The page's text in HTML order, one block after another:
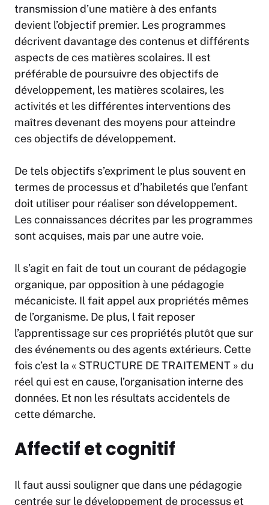
transmission d’une matière à des enfants
devient l’objectif premier. Les programmes
décrivent davantage des contenus et différents
aspects de ces matières scolaires. Il est
préférable de poursuivre des objectifs de
développement, les matières scolaires, les
activités et les différentes interventions des
maîtres devenant des moyens pour atteindre
ces objectifs de développement.
De tels objectifs s’expriment le plus souvent en
termes de processus et d’habiletés que l’enfant
doit utiliser pour réaliser son développement.
Les connaissances décrites par les programmes
sont acquises, mais par une autre voie.
Il s’agit en fait de tout un courant de pédagogie
organique, par opposition à une pédagogie
mécaniciste. Il fait appel aux propriétés mêmes
de l’organisme. De plus, l fait reposer
l’apprentissage sur ces propriétés plutôt que sur
des événements ou des agents extérieurs. Cette
fois c’est la « STRUCTURE DE TRAITEMENT » du
réel qui est en cause, l’organisation interne des
données. Et non les résultats accidentels de
cette démarche.
Affectif et cognitif
Il faut aussi souligner que dans une pédagogie
centrée sur le développement de processus et